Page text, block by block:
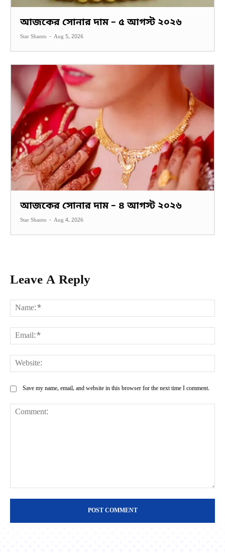
আজকের সোনার দাম – ৫ আগস্ট ২০২৬
Star Shanto - Aug 5, 2026
আজকের সোনার দাম – ৪ আগস্ট ২০২৬
Star Shanto - Aug 4, 2026
Leave A Reply
Save my name, email, and website in this browser for the next time I comment.